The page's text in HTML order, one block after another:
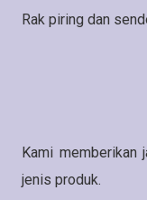
Rak piring dan
Kami memberikan
jenis produk.